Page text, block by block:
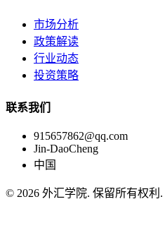
市场分析
政策解读
行业动态
投资策略
联系我们
915657862@qq.com
Jin-DaoCheng
中国
© 2026 外汇学院. 保留所有权利.